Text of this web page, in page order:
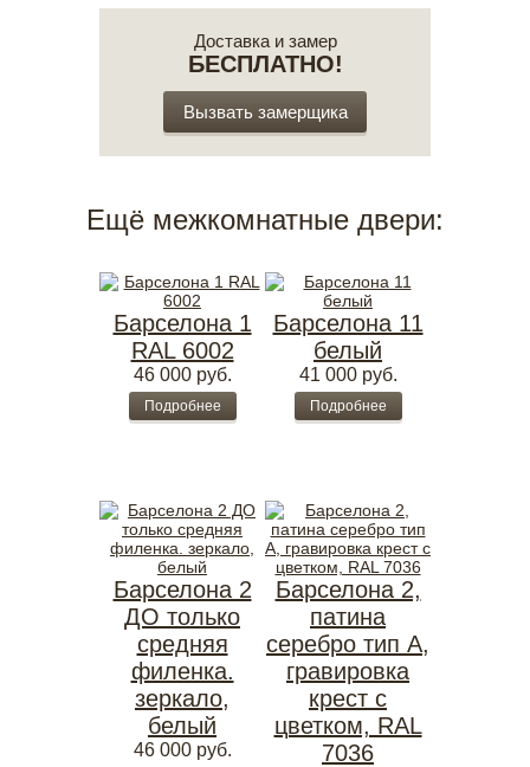
Доставка и замер
БЕСПЛАТНО!
Вызвать замерщика
Ещё межкомнатные двери:
Барселона 1
RAL 6002
46 000 руб.
Подробнее
Барселона 11
белый
41 000 руб.
Подробнее
Барселона 2
ДО только
средняя
филенка.
зеркало,
белый
46 000 руб.
Барселона 2,
патина
серебро тип А,
гравировка
крест с
цветком, RAL
7036